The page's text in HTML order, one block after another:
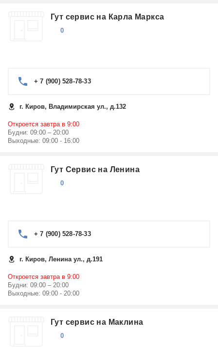
Гут сервис на Карла Маркса
0
+ 7 (900) 528-78-33
г. Киров, Владимирская ул., д.132
Откроется завтра в 9:00
Будни: 09:00 – 20:00
Выходные: 09:00 - 16:00
Гут Сервис на Ленина
0
+ 7 (900) 528-78-33
г. Киров, Ленина ул., д.191
Откроется завтра в 9:00
Будни: 09:00 – 20:00
Выходные: 09:00 - 20:00
Гут сервис на Маклина
0